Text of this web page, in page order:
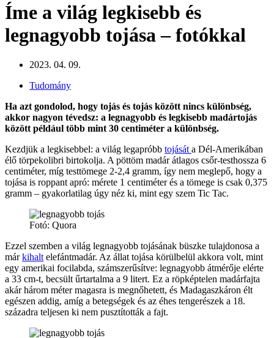
Íme a világ legkisebb és
legnagyobb tojása – fotókkal
2023. 04. 09.
Tudomány
Ha azt gondolod, hogy tojás és tojás között nincs különbség,
akkor nagyon tévedsz: a legnagyobb és legkisebb madártojás
között például több mint 30 centiméter a különbség.
Kezdjük a legkisebbel: a világ legapróbb tojásáta Dél-Amerikában
élő törpekolibri birtokolja. A pöttöm madár átlagos csőr-testhossza 6
centiméter, míg testtömege 2-2,4 gramm, így nem meglepő, hogy a
tojása is roppant apró: mérete 1 centiméter és a tömege is csak 0,375
gramm – gyakorlatilag úgy néz ki, mint egy szem Tic Tac.
Fotó: Quora
Ezzel szemben a világ legnagyobb tojásának büszke tulajdonosa a
márkihaltelefántmadár. Az állat tojása körülbelül akkora volt, mint
egy amerikai focilabda, számszerűsítve: legnagyobb átmérője elérte
a 33 cm-t, becsült űrtartalma a 9 litert. Ez a röpképtelen madárfajta
akár három méter magasra is megnőhetett, és Madagaszkáron élt
egészen addig, amíg a betegségek és az éhes tengerészek a 18.
századra teljesen ki nem pusztították a fajt.